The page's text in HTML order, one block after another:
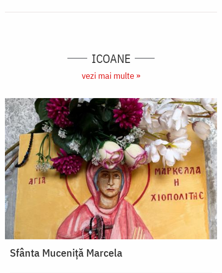
ICOANE
vezi mai multe »
Sfânta Muceniță Marcela